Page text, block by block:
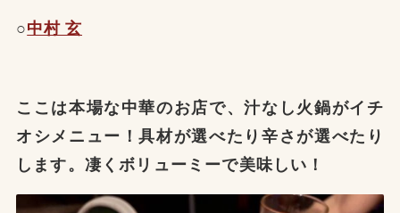
○中村 玄
ここは本場な中華のお店で、汁なし火鍋がイチ
オシメニュー！具材が選べたり辛さが選べたり
します。凄くボリューミーで美味しい！